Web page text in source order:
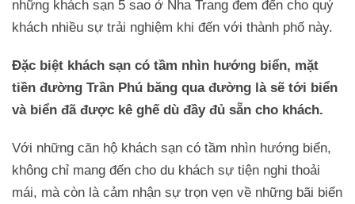
những khách sạn 5 sao ở Nha Trang đem đến cho quý
khách nhiều sự trải nghiệm khi đến với thành phố này.
Đặc biệt khách sạn có tầm nhìn hướng biển, mặt
tiền đường Trần Phú băng qua đường là sẽ tới biển
và biển đã được kê ghế dù đầy đủ sẵn cho khách.
Với những căn hộ khách sạn có tầm nhìn hướng biển,
không chỉ mang đến cho du khách sự tiện nghi thoải
mái, mà còn là cảm nhận sự trọn vẹn về những bãi biển